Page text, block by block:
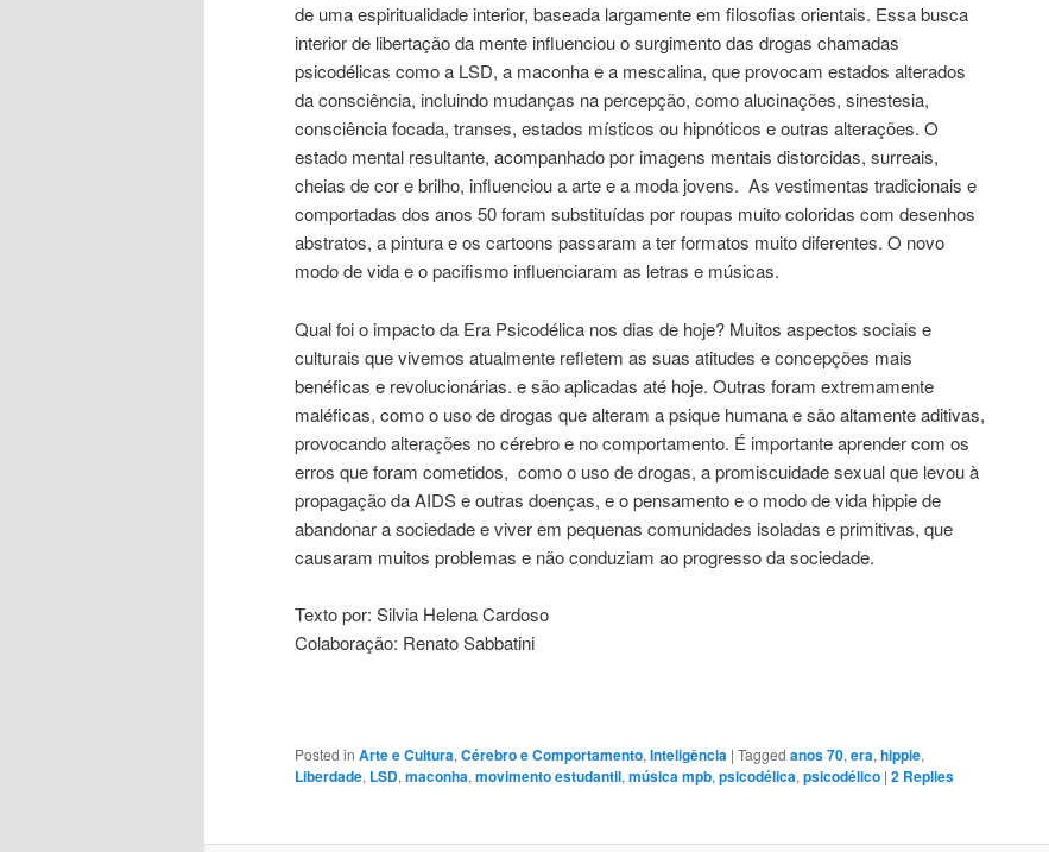
de uma espiritualidade interior, baseada largamente em filosofias orientais. Essa busca
interior de libertação da mente influenciou o surgimento das drogas chamadas
psicodélicas como a LSD, a maconha e a mescalina, que provocam estados alterados
da consciência, incluindo mudanças na percepção, como alucinações, sinestesia,
consciência focada, transes, estados místicos ou hipnóticos e outras alterações. O
estado mental resultante, acompanhado por imagens mentais distorcidas, surreais,
cheias de cor e brilho, influenciou a arte e a moda jovens. As vestimentas tradicionais e
comportadas dos anos 50 foram substituídas por roupas muito coloridas com desenhos
abstratos, a pintura e os cartoons passaram a ter formatos muito diferentes. O novo
modo de vida e o pacifismo influenciaram as letras e músicas.
Qual foi o impacto da Era Psicodélica nos dias de hoje? Muitos aspectos sociais e
culturais que vivemos atualmente refletem as suas atitudes e concepções mais
benéficas e revolucionárias. e são aplicadas até hoje. Outras foram extremamente
maléficas, como o uso de drogas que alteram a psique humana e são altamente aditivas,
provocando alterações no cérebro e no comportamento. É importante aprender com os
erros que foram cometidos, como o uso de drogas, a promiscuidade sexual que levou à
propagação da AIDS e outras doenças, e o pensamento e o modo de vida hippie de
abandonar a sociedade e viver em pequenas comunidades isoladas e primitivas, que
causaram muitos problemas e não conduziam ao progresso da sociedade.
Texto por: Silvia Helena Cardoso
Colaboração: Renato Sabbatini
Posted in Arte e Cultura, Cérebro e Comportamento, Inteligência | Tagged anos 70, era, hippie,
Liberdade, LSD, maconha, movimento estudantil, música mpb, psicodélica, psicodélico | 2 Replies